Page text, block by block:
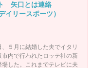
矢口とは連絡
イリースポーツ）
５月に結婚した夫でイタリ
内で行われたロッテ社の新
した。これまでテレビに夫